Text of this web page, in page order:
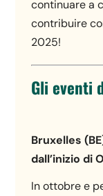
continuare a
contribuire
2025!
Gli eventi
Bruxelles
dall’inizio di
In ottobre e